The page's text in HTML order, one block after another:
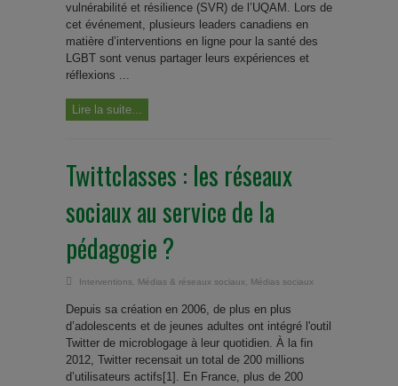
vulnérabilité et résilience (SVR) de l’UQAM. Lors de
cet événement, plusieurs leaders canadiens en
matière d’interventions en ligne pour la santé des
LGBT sont venus partager leurs expériences et
réflexions ...
Lire la suite...
Twittclasses : les réseaux
sociaux au service de la
pédagogie ?
Interventions Médias & réseaux sociaux Médias sociaux
Depuis sa création en 2006, de plus en plus
d’adolescents et de jeunes adultes ont intégré l'outil
Twitter de microblogage à leur quotidien. À la fin
2012, Twitter recensait un total de 200 millions
d’utilisateurs actifs[1]. En France, plus de 200